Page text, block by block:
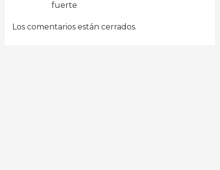
fuerte
Los comentarios están cerrados.